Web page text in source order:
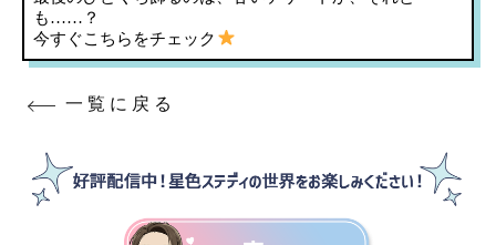
も……？
今すぐこちらをチェック
一覧に戻る